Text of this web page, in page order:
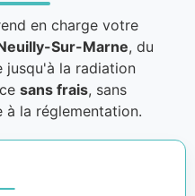
en charge votre
Sur-Marne, du
jusqu'à la radiation
sans frais, sans
à la réglementation.